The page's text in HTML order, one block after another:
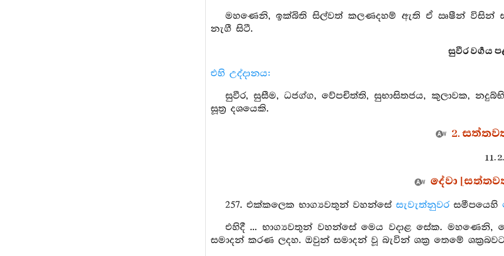
මහණෙනි, ඉක්බිති සිල්වත් කලණදහම් ඇති ඒ ඍෂීන් විසින්
නැගී සිටී.
සුවීර වර්‍ගය
එහි උද්දානය:
සුවීර, සුසීම, ධජග්ග, වේපචිත්ති, සුභාසිතජය, කුලාවක,
සූත්‍ර දශයෙකි.
2.
11.
දේවා
257. එක්කලෙක භාග්‍යවතුන් වහන්සේ සැවැත්නුවරසමීපයෙහි
එහිදී ... භාග්‍යවතුන් වහන්සේ මෙය වදාළ සේක. මහණෙනි,
සමාදන් කරණ ලදහ. ඔවුන් සමාදන් වූ බැවින් ශක්‍ර තෙමේ